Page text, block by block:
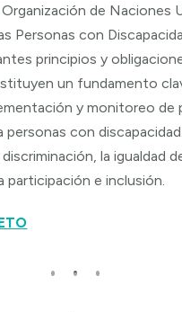
de Naciones
Personas con
principios y
un fundamento
y monitoreo de
personas con
la igualdad
participación e inclusión.